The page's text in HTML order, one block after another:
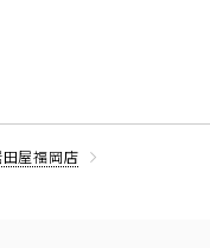
田屋福岡店